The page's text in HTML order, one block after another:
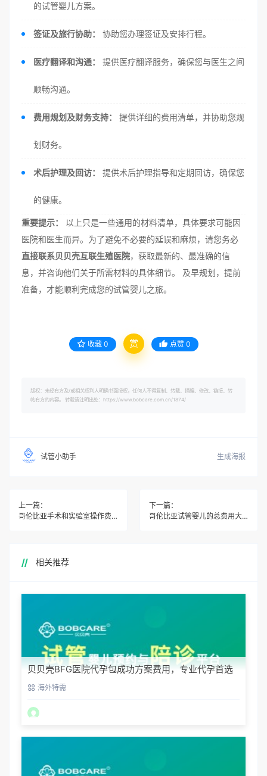
的试管婴儿方案。
签证及旅行协助： 协助您办理签证及安排行程。
医疗翻译和沟通： 提供医疗翻译服务，确保您与医生之间
顺畅沟通。
费用规划及财务支持： 提供详细的费用清单，并协助您规
划财务。
术后护理及回访： 提供术后护理指导和定期回访，确保您
的健康。
重要提示：
以上只是一些通用的材料清单，具体要求可能因
医院和医生而异。为了避免不必要的延误和麻烦，请您务必
直接联系贝贝壳互联生殖医院，获取最新的、最准确的信
息，并咨询他们关于所需材料的具体细节。 及早规划，提前
准备，才能顺利完成您的试管婴儿之旅。
收藏 0 赏 点赞 0
版权：未经有方及/或相关权利人明确书面授权，任何人不得复制、转载、摘编、修改、链接、转
帖有方的内容。 转载请注明出处：https://www.bobcare.com.cn/1874/
试管小助手 生成海报
上一篇：
哥伦比亚手术和实验室操作费用包含哪些内容？
下一篇：
哥伦比亚试管婴儿的总费用大概是多少？
相关推荐
贝贝壳BFG医院代孕包成功方案费用，专业代孕首选
海外特需